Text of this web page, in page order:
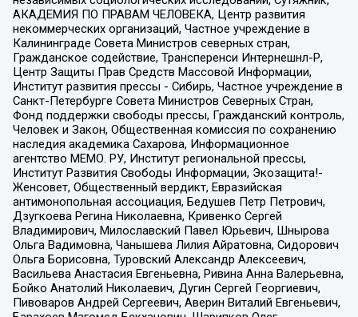
АКАДЕМИЯ ПО ПРАВАМ ЧЕЛОВЕКА, Центр развития
некоммерческих организаций, Частное учреждение в
Калининграде Совета Министров северных стран,
Гражданское содействие, Трансперенси Интернешнл-Р,
Центр Защиты Прав Средств Массовой Информации,
Институт развития прессы - Сибирь, Частное учреждение в
Санкт-Петербурге Совета Министров Северных Стран,
Фонд поддержки свободы прессы, Гражданский контроль,
Человек и Закон, Общественная комиссия по сохранению
наследия академика Сахарова, Информационное
агентство МЕМО. РУ, Институт региональной прессы,
Институт Развития Свободы Информации, Экозащита!-
Женсовет, Общественный вердикт, Евразийская
антимонопольная ассоциация, Бедушев Петр Петрович,
Дзугкоева Регина Николаевна, Кривенко Сергей
Владимирович, Милославский Павел Юрьевич, Шнырова
Ольга Вадимовна, Чанышева Лилия Айратовна, Сидорович
Ольга Борисовна, Туровский Александр Алексеевич,
Васильева Анастасия Евгеньевна, Ривина Анна Валерьевна,
Бойко Анатолий Николаевич, Дугин Сергей Георгиевич,
Пивоваров Андрей Сергеевич, Аверин Виталий Евгеньевич,